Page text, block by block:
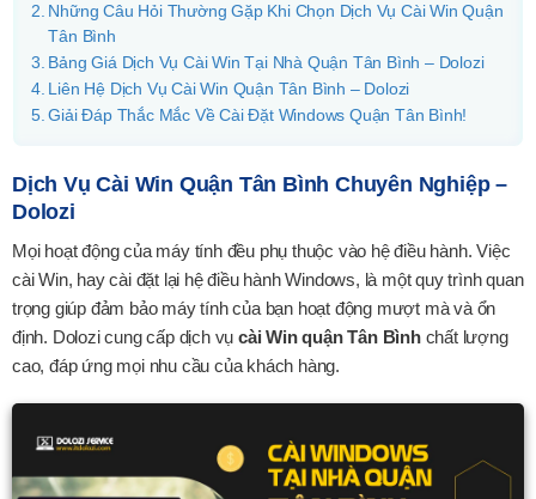
Những Câu Hỏi Thường Gặp Khi Chọn Dịch Vụ Cài Win Quận
Tân Bình
Bảng Giá Dịch Vụ Cài Win Tại Nhà Quận Tân Bình – Dolozi
Liên Hệ Dịch Vụ Cài Win Quận Tân Bình – Dolozi
Giải Đáp Thắc Mắc Về Cài Đặt Windows Quận Tân Bình!
Dịch Vụ Cài Win Quận Tân Bình Chuyên Nghiệp –
Dolozi
Mọi hoạt động của máy tính đều phụ thuộc vào hệ điều hành. Việc
cài Win, hay cài đặt lại hệ điều hành Windows, là một quy trình quan
trọng giúp đảm bảo máy tính của bạn hoạt động mượt mà và ổn
định. Dolozi cung cấp dịch vụcài Win quận Tân Bìnhchất lượng
cao, đáp ứng mọi nhu cầu của khách hàng.